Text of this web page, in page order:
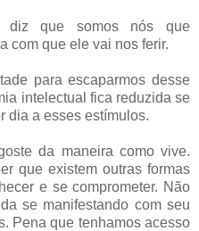
diz que somos nós que
com que ele vai nos ferir.
para escaparmos desse
intelectual fica reduzida se
dia a esses estímulos.
da maneira como vive.
que existem outras formas
e se comprometer. Não
se manifestando com seu
Pena que tenhamos acesso